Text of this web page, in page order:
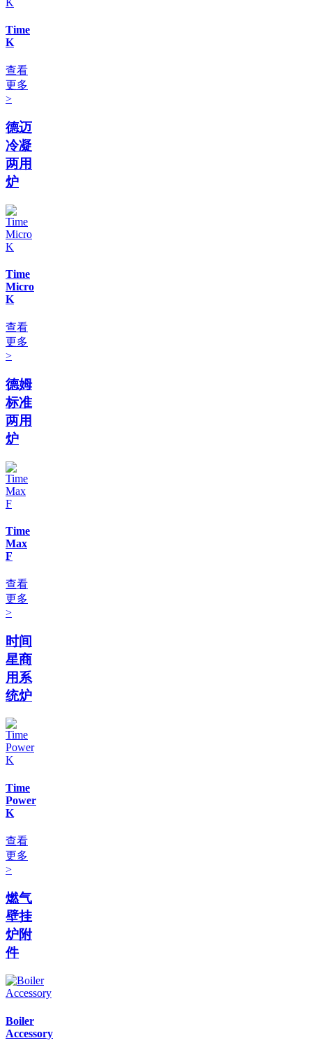
Time
K
查看
更多
>
德迈
冷凝
两用
炉
Time
Micro
K
查看
更多
>
德姆
标准
两用
炉
Time
Max
F
查看
更多
>
时间
星商
用系
统炉
Time
Power
K
查看
更多
>
燃气
壁挂
炉附
件
Boiler
Accessory